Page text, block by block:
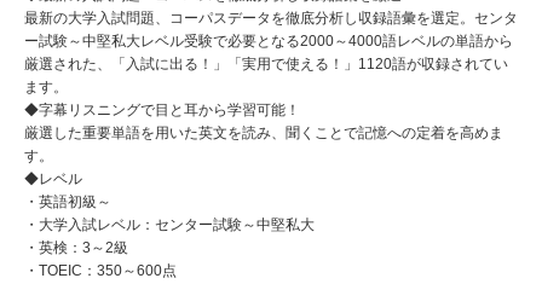
最新の大学入試問題、コーパスデータを徹底分析し収録語彙を選定。センタ
ー試験～中堅私大レベル受験で必要となる2000～4000語レベルの単語から
厳選された、「入試に出る！」「実用で使える！」1120語が収録されてい
ます。
◆字幕リスニングで目と耳から学習可能！
厳選した重要単語を用いた英文を読み、聞くことで記憶への定着を高めま
す。
◆レベル
・英語初級～
・大学入試レベル：センター試験～中堅私大
・英検：3～2級
・TOEIC：350～600点